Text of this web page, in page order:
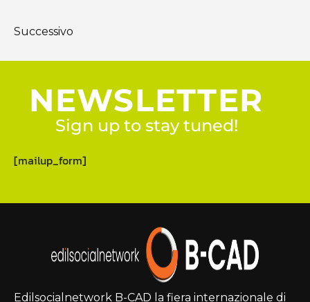
Successivo
NEWSLETTER
Sign up to stay tuned!
[mailup_form]
Edilsocialnetwork B-CAD la fiera internazionale di